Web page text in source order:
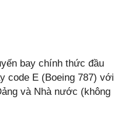
bay chính thức đầu
code E (Boeing 787) với
và Nhà nước (không